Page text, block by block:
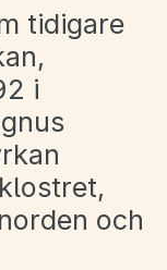
tidigare
i
och